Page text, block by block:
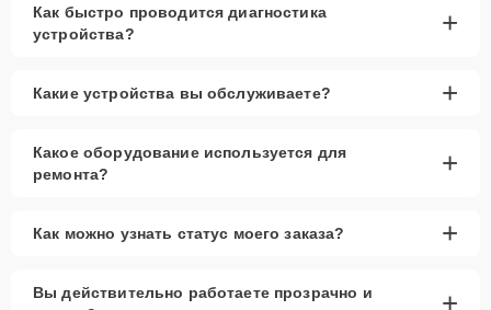
Как быстро проводится диагностика
устройства?
+
Какие устройства вы обслуживаете? +
Какое оборудование используется для
ремонта?
+
Как можно узнать статус моего заказа? +
Вы действительно работаете прозрачно и
+